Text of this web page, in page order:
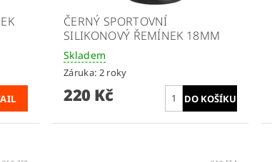
ČERNÝ SPORTOVNÍ
SILIKONOVÝ ŘEMÍNEK 18MM
Skladem
Záruka: 2 roky
220 Kč